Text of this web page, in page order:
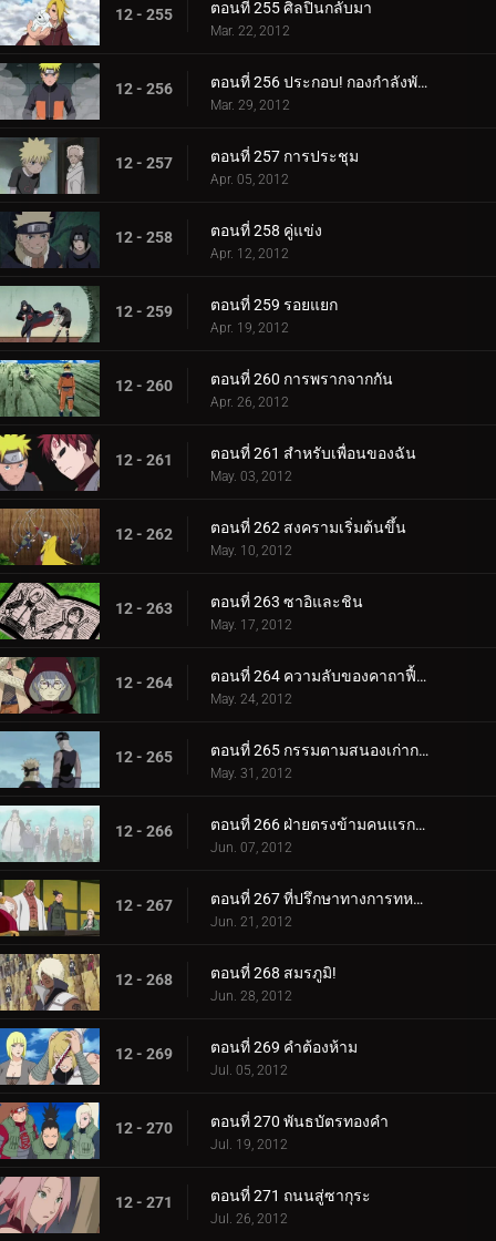
12 - 255 ตอนที่ 255 ศิลปินกลับมา
Mar. 22, 2012
12 - 256 ตอนที่ 256 ประกอบ! กองกำลังพันธมิตรชิโนบิ!
Mar. 29, 2012
12 - 257 ตอนที่ 257 การประชุม
Apr. 05, 2012
12 - 258 ตอนที่ 258 คู่แข่ง
Apr. 12, 2012
12 - 259 ตอนที่ 259 รอยแยก
Apr. 19, 2012
12 - 260 ตอนที่ 260 การพรากจากกัน
Apr. 26, 2012
12 - 261 ตอนที่ 261 สำหรับเพื่อนของฉัน
May. 03, 2012
12 - 262 ตอนที่ 262 สงครามเริ่มต้นขึ้น
May. 10, 2012
12 - 263 ตอนที่ 263 ซาอิและชิน
May. 17, 2012
12 - 264 ตอนที่ 264 ความลับของคาถาฟื้นคืนชีพ
May. 24, 2012
12 - 265 ตอนที่ 265 กรรมตามสนองเก่ากลับมา
May. 31, 2012
12 - 266 ตอนที่ 266 ฝ่ายตรงข้ามคนแรกและคนสุดท้าย
Jun. 07, 2012
12 - 267 ตอนที่ 267 ที่ปรึกษาทางการทหารผู้เก่งกาจแห่งใบไม้เร้นลับ
Jun. 21, 2012
12 - 268 ตอนที่ 268 สมรภูมิ!
Jun. 28, 2012
12 - 269 ตอนที่ 269 คำต้องห้าม
Jul. 05, 2012
12 - 270 ตอนที่ 270 พันธบัตรทองคำ
Jul. 19, 2012
12 - 271 ตอนที่ 271 ถนนสู่ซากุระ
Jul. 26, 2012